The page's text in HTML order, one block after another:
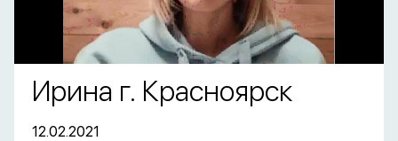
Ирина г. Красноярск
12.02.2021